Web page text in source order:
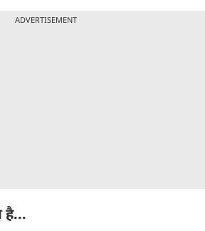
ADVERTISEMENT
है...